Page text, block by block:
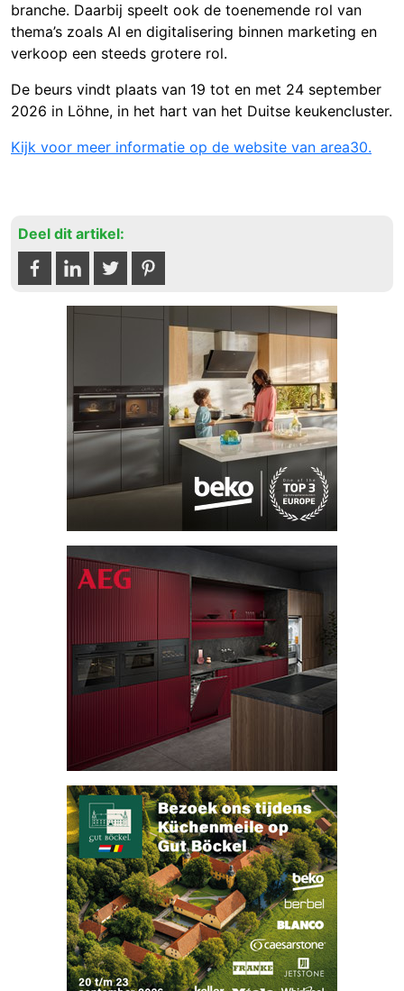
branche. Daarbij speelt ook de toenemende rol van
thema’s zoals AI en digitalisering binnen marketing en
verkoop een steeds grotere rol.
De beurs vindt plaats van 19 tot en met 24 september
2026 in Löhne, in het hart van het Duitse keukencluster.
Kijk voor meer informatie op de website van area30.
Deel dit artikel: